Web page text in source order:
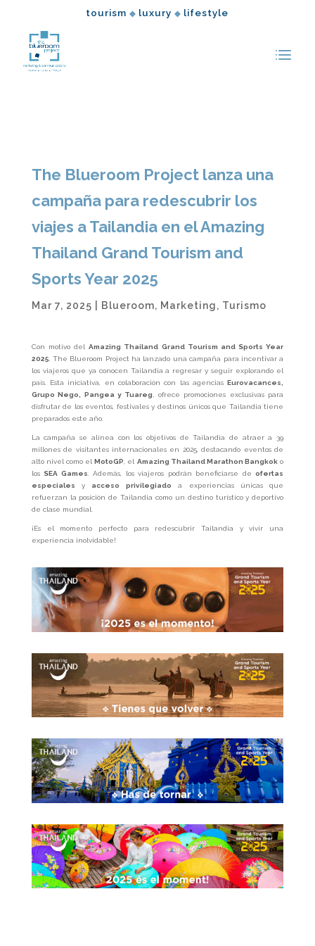
tourism ◆ luxury ◆ lifestyle
The Blueroom Project lanza una
campaña para redescubrir los
viajes a Tailandia en el Amazing
Thailand Grand Tourism and
Sports Year 2025
Mar 7, 2025 Blueroom, Marketing, Turismo
Con motivo delAmazing Thailand Grand Tourism and Sports Year
2025, The Blueroom Project ha lanzado una campaña para incentivar a
los viajeros que ya conocen Tailandia a regresar y seguir explorando el
país. Esta iniciativa, en colaboración con las agenciasEurovacances,
Grupo Nego, Pangea y Tuareg, ofrece promociones exclusivas para
disfrutar de los eventos, festivales y destinos únicos que Tailandia tiene
preparados este año.
La campaña se alinea con los objetivos de Tailandia de atraer a 39
millones de visitantes internacionales en 2025, destacando eventos de
alto nivel como elMotoGP, el Amazing Thailand Marathon Bangkok o
los SEA Games. Además, los viajeros podrán beneficiarse deofertas
especiales y acceso privilegiado a experiencias únicas que
refuerzan la posición de Tailandia como un destino turístico y deportivo
de clase mundial.
¡Es el momento perfecto para redescubrir Tailandia y vivir una
experiencia inolvidable!